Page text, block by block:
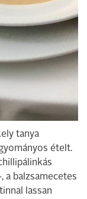
tanya
ételt.
a balzsamecetes
lassan